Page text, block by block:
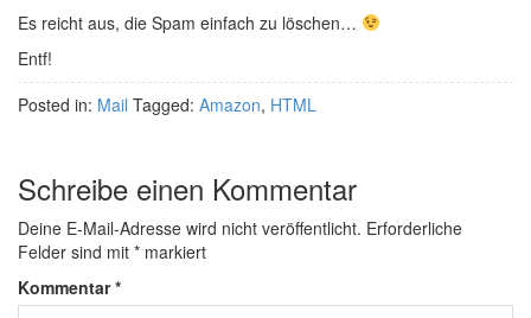
Es reicht aus, die Spam einfach zu löschen…
Entf!
Posted in: Mail Tagged: Amazon, HTML
Schreibe einen Kommentar
Deine E-Mail-Adresse wird nicht veröffentlicht. Erforderliche
Felder sind mit * markiert
Kommentar*